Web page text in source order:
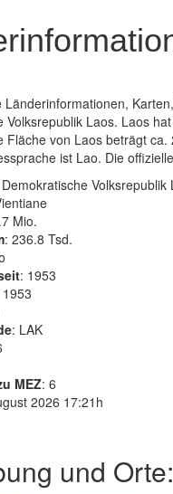
Länderinformationen,
Volksrepublik Laos. Laos
Fläche von Laos beträgt
ist Lao. Die
Volksrepublik
Mio.
: 236.8 Tsd.
: 1953
1953
: LAK
MEZ: 6
2026 17:21h
und